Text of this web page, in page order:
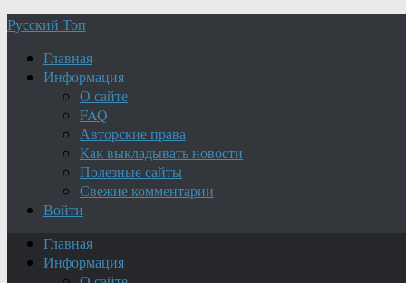
Русский Топ
Главная
Информация
О сайте
FAQ
Авторские права
Как выкладывать новости
Полезные сайты
Свежие комментарии
Войти
Главная
Информация